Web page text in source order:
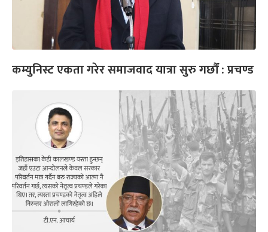
कम्युनिस्ट एकता गरेर समाजवाद यात्रा सुरु गर्छौं : प्रचण्ड